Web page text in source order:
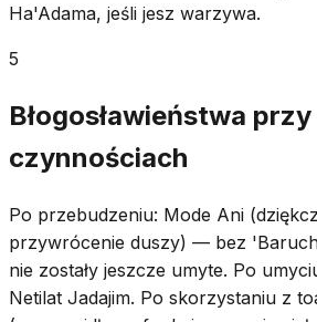
Ha'Adama, jeśli jesz warzywa.
5
Błogosławieństwa
czynnościach
Po przebudzeniu: Mode Ani
przywrócenie duszy) — bez
nie zostały jeszcze umyte. Po
Netilat Jadajim. Po skorzystaniu z